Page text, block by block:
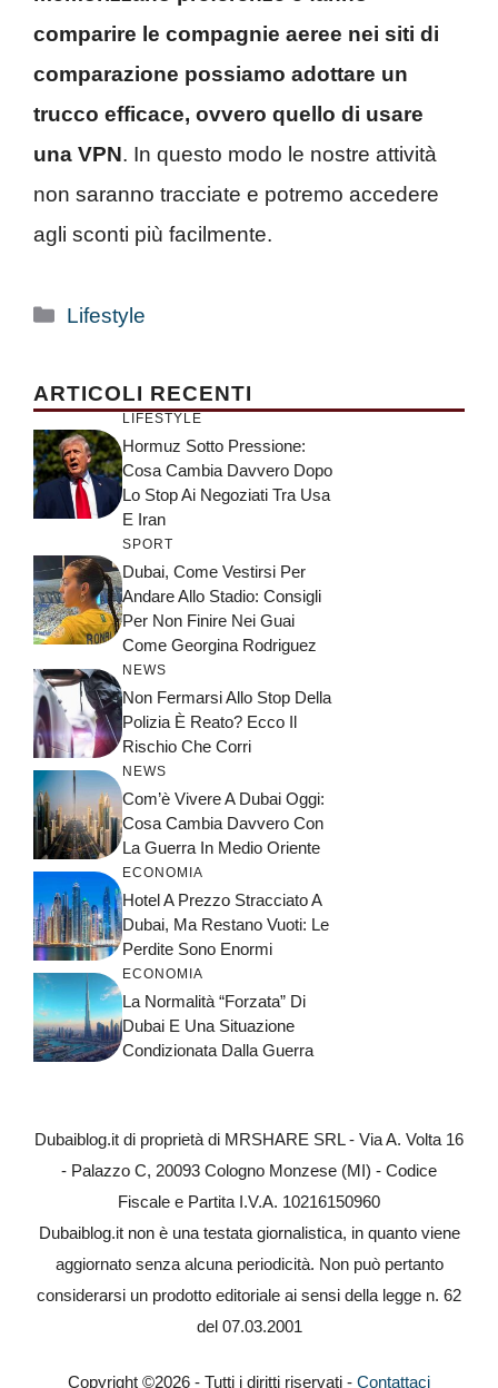
comparire le compagnie aeree nei siti di
comparazione possiamo adottare un
trucco efficace, ovvero quello di usare
una VPN. In questo modo le nostre attività
non saranno tracciate e potremo accedere
agli sconti più facilmente.
Categorie
Lifestyle
ARTICOLI RECENTI
LIFESTYLE
Hormuz Sotto Pressione:
Cosa Cambia Davvero Dopo
Lo Stop Ai Negoziati Tra Usa
E Iran
SPORT
Dubai, Come Vestirsi Per
Andare Allo Stadio: Consigli
Per Non Finire Nei Guai
Come Georgina Rodriguez
NEWS
Non Fermarsi Allo Stop Della
Polizia È Reato? Ecco Il
Rischio Che Corri
NEWS
Com’è Vivere A Dubai Oggi:
Cosa Cambia Davvero Con
La Guerra In Medio Oriente
ECONOMIA
Hotel A Prezzo Stracciato A
Dubai, Ma Restano Vuoti: Le
Perdite Sono Enormi
ECONOMIA
La Normalità “forzata” Di
Dubai E Una Situazione
Condizionata Dalla Guerra
Dubaiblog.it di proprietà di MRSHARE SRL - Via A. Volta 16
- Palazzo C, 20093 Cologno Monzese (MI) - Codice
Fiscale e Partita I.V.A. 10216150960
Dubaiblog.it non è una testata giornalistica, in quanto viene
aggiornato senza alcuna periodicità. Non può pertanto
considerarsi un prodotto editoriale ai sensi della legge n. 62
del 07.03.2001
Copyright ©2026 - Tutti i diritti riservati - Contattaci